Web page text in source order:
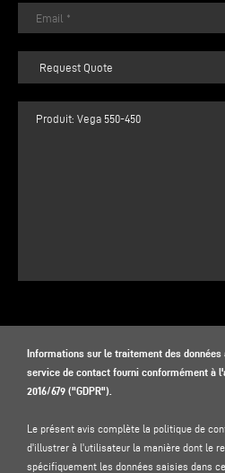
Informations sur le traitement des données
service de contact fourni conformément à
2016/679 ("GDPR").
Le présent avis complète la politique de
d'illustrer à l'utilisateur la manière dont le
spécifiquement les données saisies dans